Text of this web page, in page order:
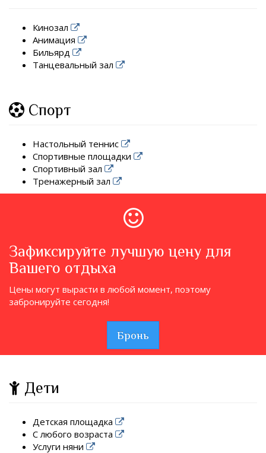
Кинозал
Анимация
Бильярд
Танцевальный зал
Спорт
Настольный теннис
Спортивные площадки
Спортивный зал
Тренажерный зал
Зафиксируйте лучшую цену для
Вашего отдыха
Цены могут вырасти в любой момент, поэтому
забронируйте сегодня!
Бронь
Дети
Детская площадка
С любого возраста
Услуги няни